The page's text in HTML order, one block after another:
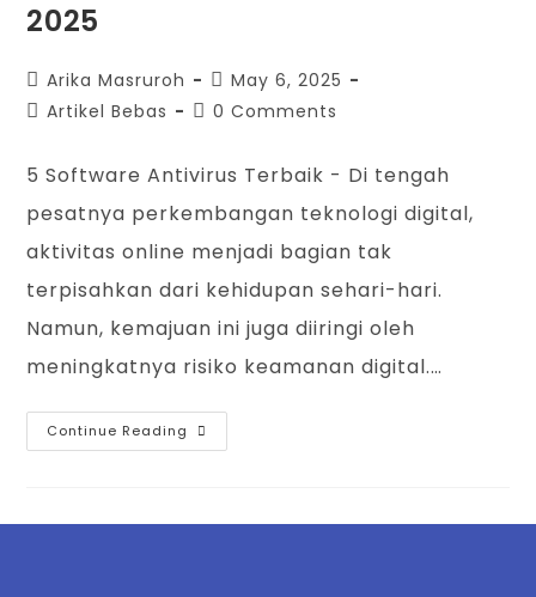
2025
Arika Masruroh
May 6, 2025
Artikel Bebas
0 Comments
5 Software Antivirus Terbaik - Di tengah
pesatnya perkembangan teknologi digital,
aktivitas online menjadi bagian tak
terpisahkan dari kehidupan sehari-hari.
Namun, kemajuan ini juga diiringi oleh
meningkatnya risiko keamanan digital.…
Continue Reading